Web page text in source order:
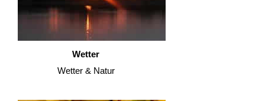
Wetter
Wetter & Natur